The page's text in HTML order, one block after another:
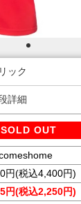
ック
詳細
SOLD OUT
円(税込4,400円)
円(税込2,250円)